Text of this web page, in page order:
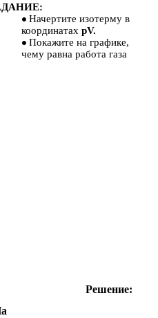
Начертите изотерму в
координатах pV.
Покажите на графике,
чему равна работа газа